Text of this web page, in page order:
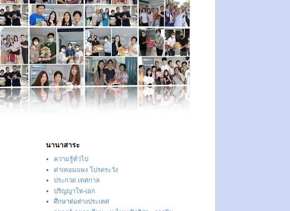
นานาสาระ
ความรู้ทั่วไป
ค่าเทอมแพง โปรดระวัง
ประกวด เทศกาล
ปริญญาโท-เอก
ศึกษาต่อต่างประเทศ